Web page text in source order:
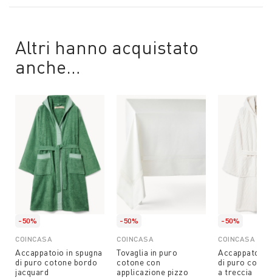
Altri hanno acquistato
anche…
-50%
COINCASA
Accappatoio in spugna
di puro cotone bordo
jacquard
-50%
COINCASA
Tovaglia in puro
cotone con
applicazione pizzo
-50%
COINCASA
Accappatoio
di puro
a treccia